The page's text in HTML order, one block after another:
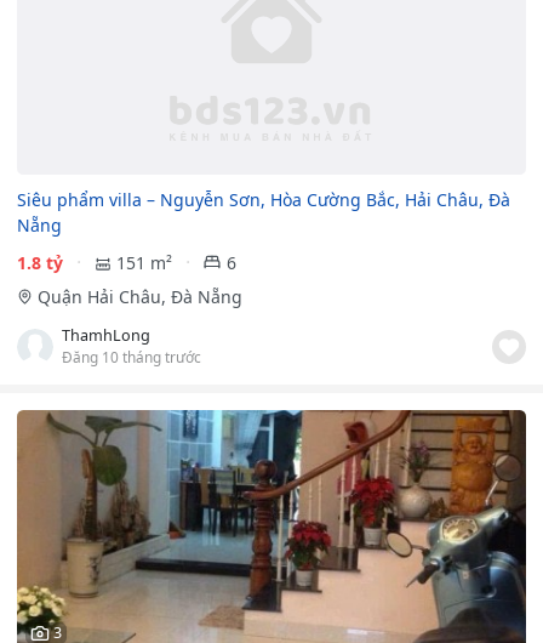
Siêu phẩm villa – Nguyễn Sơn, Hòa Cường Bắc, Hải Châu, Đà
Nẵng
1.8 tỷ
151 m²
6
Quận Hải Châu, Đà Nẵng
ThamhLong
Đăng 10 tháng trước
3